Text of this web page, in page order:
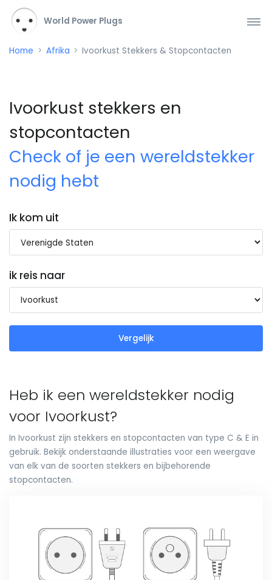
World Power Plugs
Home Afrika Ivoorkust Stekkers & Stopcontacten
Ivoorkust stekkers en
stopcontacten
Check of je een wereldstekker
nodig hebt
Ik kom uit
ik reis naar
Vergelijk
Heb ik een wereldstekker nodig
voor Ivoorkust?
In Ivoorkust zijn stekkers en stopcontacten van type C & E in
gebruik. Bekijk onderstaande illustraties voor een weergave
van elk van de soorten stekkers en bijbehorende
stopcontacten.